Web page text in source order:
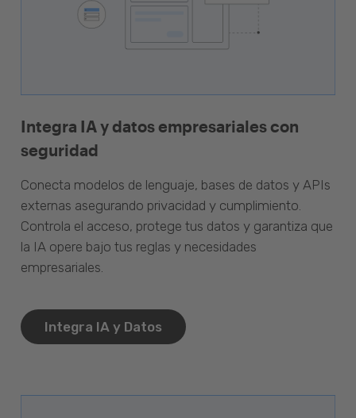
Integra IA y datos empresariales con
seguridad
Conecta modelos de lenguaje, bases de datos y APIs
externas asegurando privacidad y cumplimiento.
Controla el acceso, protege tus datos y garantiza que
la IA opere bajo tus reglas y necesidades
empresariales.
Integra IA y Datos